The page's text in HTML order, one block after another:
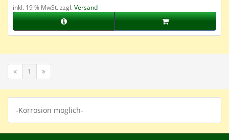
inkl. 19 % MwSt. zzgl.Versand
1
-Korrosion möglich-